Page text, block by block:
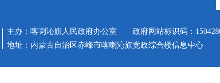
主办：喀喇沁旗人民政府办公室 政府网站标识码：
地址：内蒙古自治区赤峰市喀喇沁旗党政综合楼信息中心